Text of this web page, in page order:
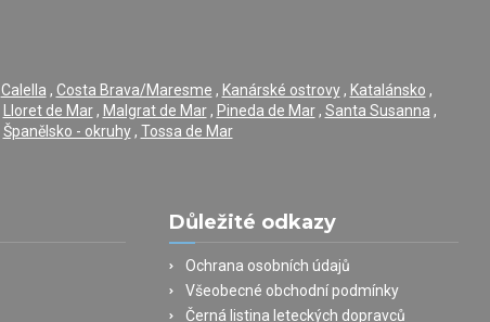
Calella , Costa Brava/Maresme , Kanárské ostrovy, Katalánsko ,
Lloret de Mar, Malgrat de Mar, Pineda de Mar, Santa Susanna ,
Španělsko - okruhy, Tossa de Mar
Důležité odkazy
Ochrana osobních údajů
Všeobecné obchodní podmínky
Černá listina leteckých dopravců